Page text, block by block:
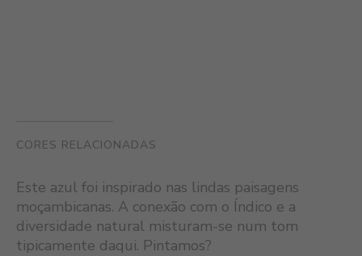
CORES RELACIONADAS
Este azul foi inspirado nas lindas paisagens
moçambicanas. A conexão com o Índico e a
diversidade natural misturam-se num tom
tipicamente daqui. Pintamos?